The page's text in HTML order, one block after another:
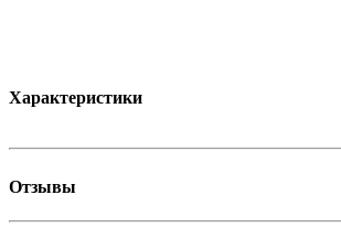
Характеристики
Отзывы